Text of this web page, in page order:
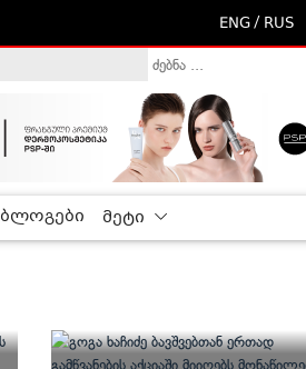
ENG / RUS
ბლოგები მეტი